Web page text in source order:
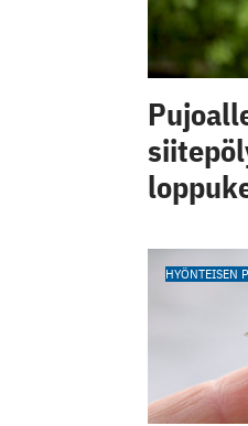
HYÖNTEISEN